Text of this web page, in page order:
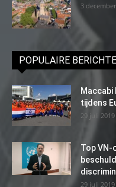
3
POPULAIRE
Maccabi
tijdens
29 juli 2019
Top VN-
29 juli 2019